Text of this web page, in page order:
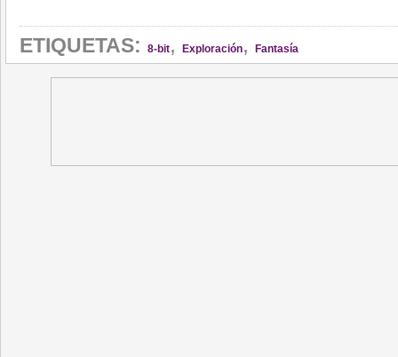
ETIQUETAS: 8-bit, Exploración, Fantasía